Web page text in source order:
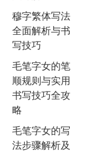
穆字繁体写法
全面解析与书
写技巧
毛笔字女的笔
顺规则与实用
书写技巧全攻
略
毛笔字女的写
法步骤解析及